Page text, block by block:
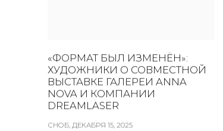
«ФОРМАТ БЫЛ ИЗМЕНЁН»:
ХУДОЖНИКИ О СОВМЕСТНОЙ
ВЫСТАВКЕ ГАЛЕРЕИ ANNA
NOVA И КОМПАНИИ
DREAMLASER
СНОБ, ДЕКАБРЯ 15, 2025